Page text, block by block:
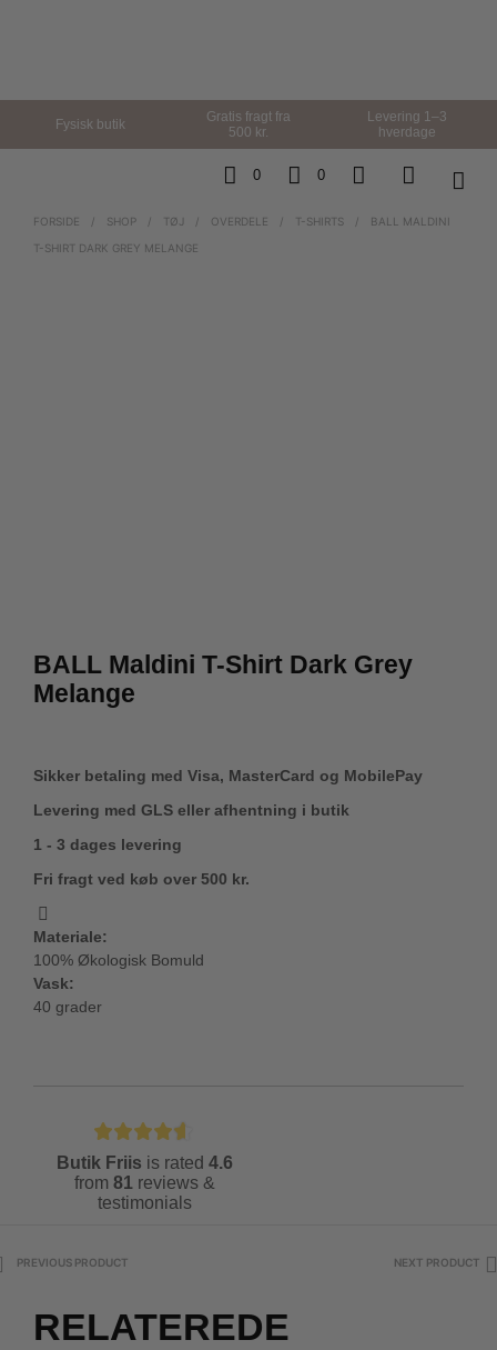
Fysisk butik
Gratis fragt fra
500 kr.
Levering 1–3
hverdage
0 0
FORSIDE / SHOP / TØJ / OVERDELE / T-SHIRTS /
BALL MALDINI
T-SHIRT DARK GREY MELANGE
BALL Maldini T-Shirt Dark Grey
Melange
Sikker betaling med Visa, MasterCard og MobilePay
Levering med GLS eller afhentning i butik
1 - 3 dages levering
Fri fragt ved køb over 500 kr.
Materiale:
100% Økologisk Bomuld
Vask:
40 grader
Butik Friis is rated 4.6
from 81 reviews &
testimonials
PREVIOUS PRODUCT NEXT PRODUCT
RELATEREDE